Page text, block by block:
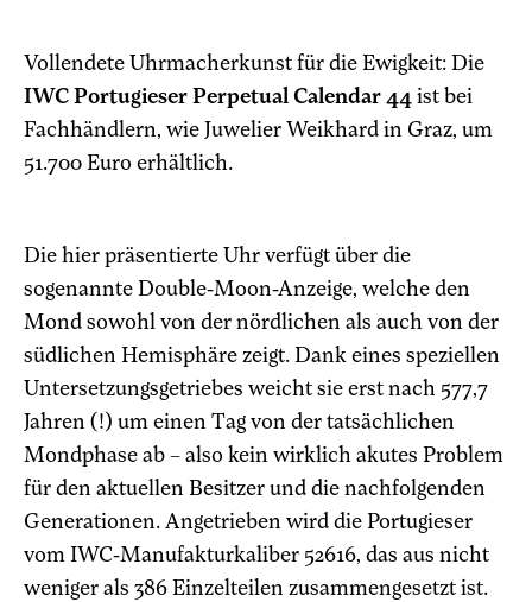
Vollendete Uhrmacherkunst für die Ewigkeit: Die
IWC Portugieser Perpetual Calendar 44ist bei
Fachhändlern, wie Juwelier Weikhard in Graz, um
51.700 Euro erhältlich.
Die hier präsentierte Uhr verfügt über die
sogenannte Double-Moon-Anzeige, welche den
Mond sowohl von der nördlichen als auch von der
südlichen Hemisphäre zeigt. Dank eines speziellen
Untersetzungsgetriebes weicht sie erst nach 577,7
Jahren (!) um einen Tag von der tatsächlichen
Mondphase ab – also kein wirklich akutes Problem
für den aktuellen Besitzer und die nachfolgenden
Generationen. Angetrieben wird die Portugieser
vom IWC-Manufakturkaliber 52616, das aus nicht
weniger als 386 Einzelteilen zusammengesetzt ist.